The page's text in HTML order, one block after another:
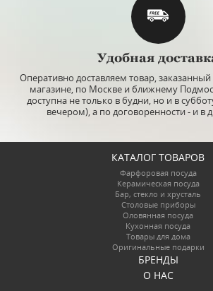
Удобная
Оперативно доставляем товар,
магазине, по Москве и ближнему
доступна не только в будни, но и в
вечером), а по договоренности - и в
КАТАЛОГ ТОВАРОВ
Фарфоровая посуда
Керамическая посуда
Бар, стекло и хрусталь
Столовые приборы
Оловянная посуда
Кухонная посуда
Товары для дома
Оригинальные подарки
БРЕНДЫ
О НАС